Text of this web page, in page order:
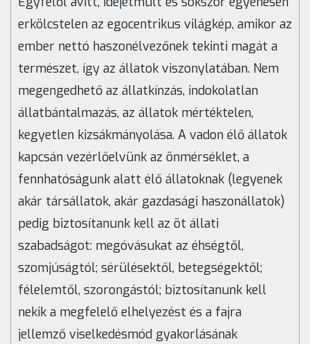
erkölcstelen az egocentrikus világkép, amikor az
ember nettó haszonélvezőnek tekinti magát a
természet, így az állatok viszonylatában. Nem
megengedhető az állatkínzás, indokolatlan
állatbántalmazás, az állatok mértéktelen,
kegyetlen kizsákmányolása. A vadon élő állatok
kapcsán vezérlőelvünk az önmérséklet, a
fennhatóságunk alatt élő állatoknak (legyenek
akár társállatok, akár gazdasági haszonállatok)
pedig biztosítanunk kell az öt állati
szabadságot: megóvásukat az éhségtől,
szomjúságtól; sérülésektől, betegségektől;
félelemtől, szorongástól; biztosítanunk kell
nekik a megfelelő elhelyezést és a fajra
jellemző viselkedésmód gyakorlásának